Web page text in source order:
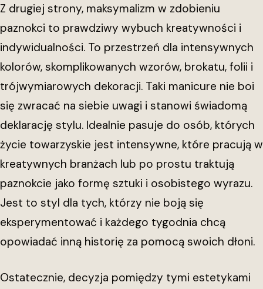
Z drugiej strony, maksymalizm w zdobieniu
paznokci to prawdziwy wybuch kreatywności i
indywidualności. To przestrzeń dla intensywnych
kolorów, skomplikowanych wzorów, brokatu, folii i
trójwymiarowych dekoracji. Taki manicure nie boi
się zwracać na siebie uwagi i stanowi świadomą
deklarację stylu. Idealnie pasuje do osób, których
życie towarzyskie jest intensywne, które pracują w
kreatywnych branżach lub po prostu traktują
paznokcie jako formę sztuki i osobistego wyrazu.
Jest to styl dla tych, którzy nie boją się
eksperymentować i każdego tygodnia chcą
opowiadać inną historię za pomocą swoich dłoni.
Ostatecznie, decyzja pomiędzy tymi estetykami